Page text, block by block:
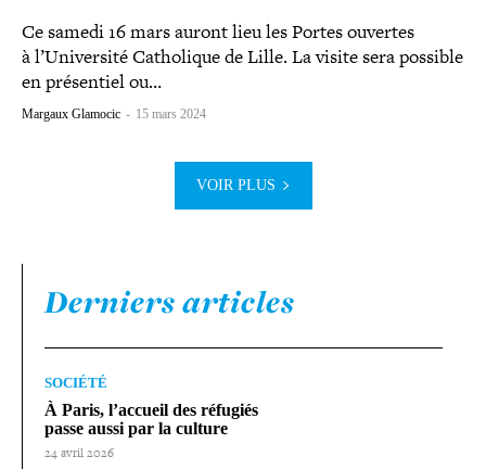
Ce samedi 16 mars auront lieu les Portes ouvertes
à l’Université Catholique de Lille. La visite sera possible
en pré­sen­tiel ou…
Margaux Glamocic - 15 mars 2024
VOIR PLUS
Derniers articles
SOCIÉTÉ
À Paris, l’accueil des réfugiés
passe aussi par la culture
24 avril 2026